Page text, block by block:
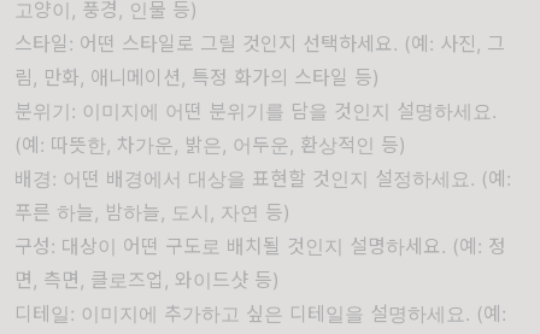
고양이, 풍경, 인물 등)
스타일: 어떤 스타일로 그릴 것인지 선택하세요. (예: 사진, 그
림, 만화, 애니메이션, 특정 화가의 스타일 등)
분위기: 이미지에 어떤 분위기를 담을 것인지 설명하세요.
(예: 따뜻한, 차가운, 밝은, 어두운, 환상적인 등)
배경: 어떤 배경에서 대상을 표현할 것인지 설정하세요. (예:
푸른 하늘, 밤하늘, 도시, 자연 등)
구성: 대상이 어떤 구도로 배치될 것인지 설명하세요. (예: 정
면, 측면, 클로즈업, 와이드샷 등)
디테일: 이미지에 추가하고 싶은 디테일을 설명하세요. (예: